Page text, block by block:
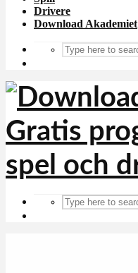
Drivere
Download Akademiet